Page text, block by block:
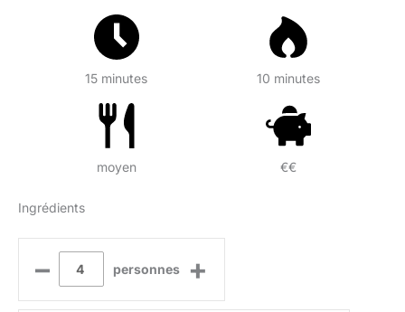
15 minutes 10 minutes
moyen €€
Ingrédients
– personnes +